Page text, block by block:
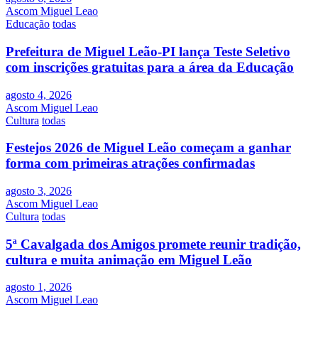
Ascom Miguel Leao
Educação todas
Prefeitura de Miguel Leão-PI lança Teste Seletivo
com inscrições gratuitas para a área da Educação
agosto 4, 2026
Ascom Miguel Leao
Cultura todas
Festejos 2026 de Miguel Leão começam a ganhar
forma com primeiras atrações confirmadas
agosto 3, 2026
Ascom Miguel Leao
Cultura todas
5ª Cavalgada dos Amigos promete reunir tradição,
cultura e muita animação em Miguel Leão
agosto 1, 2026
Ascom Miguel Leao